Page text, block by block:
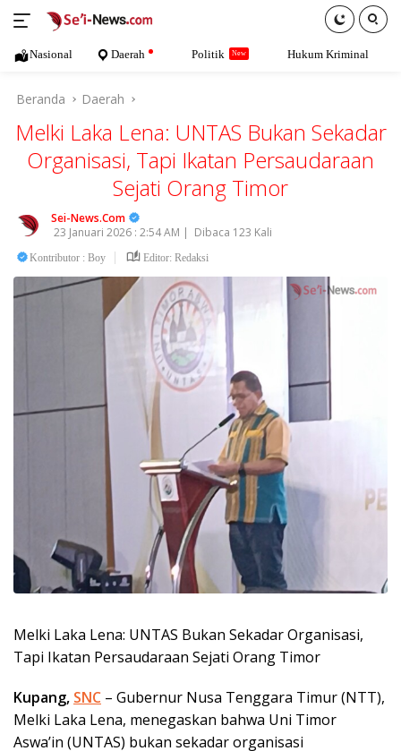
Langsung
kontenNasional Daerah Politik Hukum Kriminal
Beranda Daerah
Melki Laka Lena: UNTAS Bukan Sekadar
Organisasi, Tapi Ikatan Persaudaraan
Sejati Orang Timor
Sei-News.Com
23 Januari 2026 : 2:54 AM | Dibaca 123 Kali
Kontributor : Boy Editor: Redaksi
Melki Laka Lena: UNTAS Bukan Sekadar Organisasi,
Tapi Ikatan Persaudaraan Sejati Orang Timor
Kupang, SNC – Gubernur Nusa Tenggara Timur (NTT),
Melki Laka Lena, menegaskan bahwa Uni Timor
Aswa’in (UNTAS) bukan sekadar organisasi